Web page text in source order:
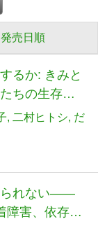
発売日順
るか: きみと
ちの生存戦
二村ヒトシ だ
られない――
障害、依存